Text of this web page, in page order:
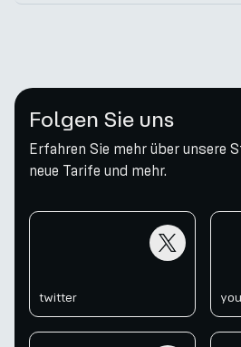
Folgen Sie uns
Erfahren Sie mehr über unsere
neue Tarife und mehr.
twitter